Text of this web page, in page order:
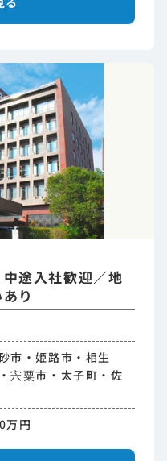
途入社歓迎／地
り
市・姫路市・相生
宍粟市・太子町・佐
万円